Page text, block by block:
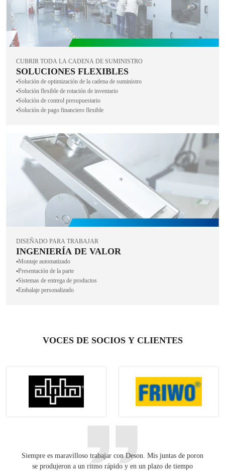
CUBRIR TODA LA CADENA DE SUMINISTRO
SOLUCIONES FLEXIBLES
▪️Solución de optimización de la cadena de suministro
▪️Solución flexible de rotación de inventario
▪️Solución de control presupuestario
▪️Solución de pago financiero flexible
DISEÑADO PARA TRABAJAR
INGENIERÍA DE VALOR
▪️Montaje automatizado
▪️Presentación de la parte
▪️Sistemas de entrega de productos
▪️Embalaje personalizado
VOCES DE SOCIOS Y CLIENTES
Siempre es maravilloso trabajar con Deson. Mis juntas de poron
se produjeron a un ritmo rápido y en un plazo de tiempo